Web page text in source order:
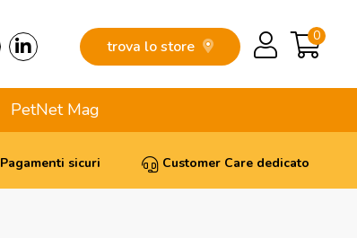
trova lo store
0
PetNet Mag
Pagamenti sicuri Customer Care dedicato